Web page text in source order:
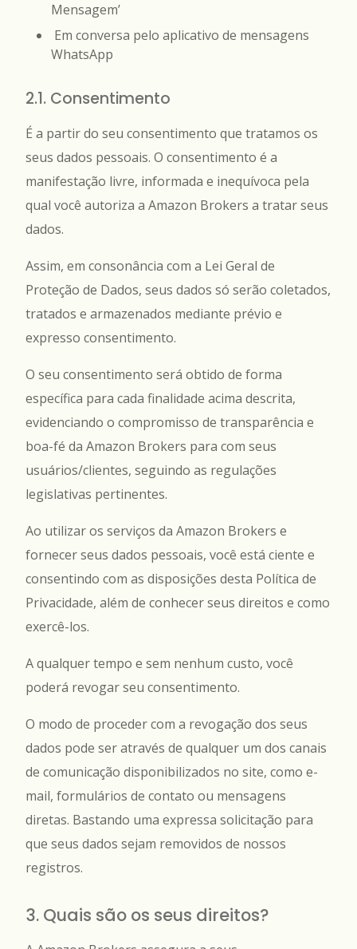
Mensagem’
Em conversa pelo aplicativo de mensagens
WhatsApp
2.1. Consentimento
É a partir do seu consentimento que tratamos os
seus dados pessoais. O consentimento é a
manifestação livre, informada e inequívoca pela
qual você autoriza a Amazon Brokers a tratar seus
dados.
Assim, em consonância com a Lei Geral de
Proteção de Dados, seus dados só serão coletados,
tratados e armazenados mediante prévio e
expresso consentimento.
O seu consentimento será obtido de forma
específica para cada finalidade acima descrita,
evidenciando o compromisso de transparência e
boa-fé da Amazon Brokers para com seus
usuários/clientes, seguindo as regulações
legislativas pertinentes.
Ao utilizar os serviços da Amazon Brokers e
fornecer seus dados pessoais, você está ciente e
consentindo com as disposições desta Política de
Privacidade, além de conhecer seus direitos e como
exercê-los.
A qualquer tempo e sem nenhum custo, você
poderá revogar seu consentimento.
O modo de proceder com a revogação dos seus
dados pode ser através de qualquer um dos canais
de comunicação disponibilizados no site, como e-
mail, formulários de contato ou mensagens
diretas. Bastando uma expressa solicitação para
que seus dados sejam removidos de nossos
registros.
3. Quais são os seus direitos?